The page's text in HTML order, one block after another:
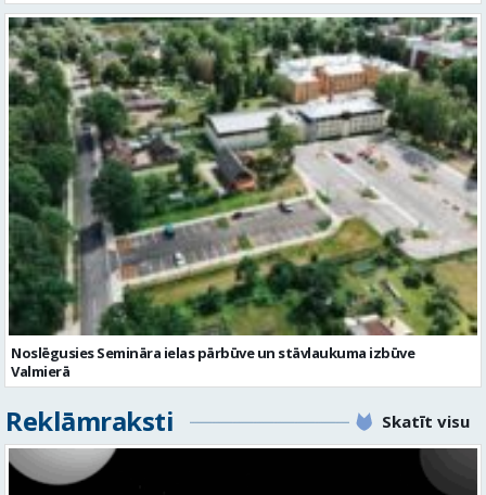
Noslēgusies Semināra ielas pārbūve un stāvlaukuma izbūve
Valmierā
Reklāmraksti Skatīt visu